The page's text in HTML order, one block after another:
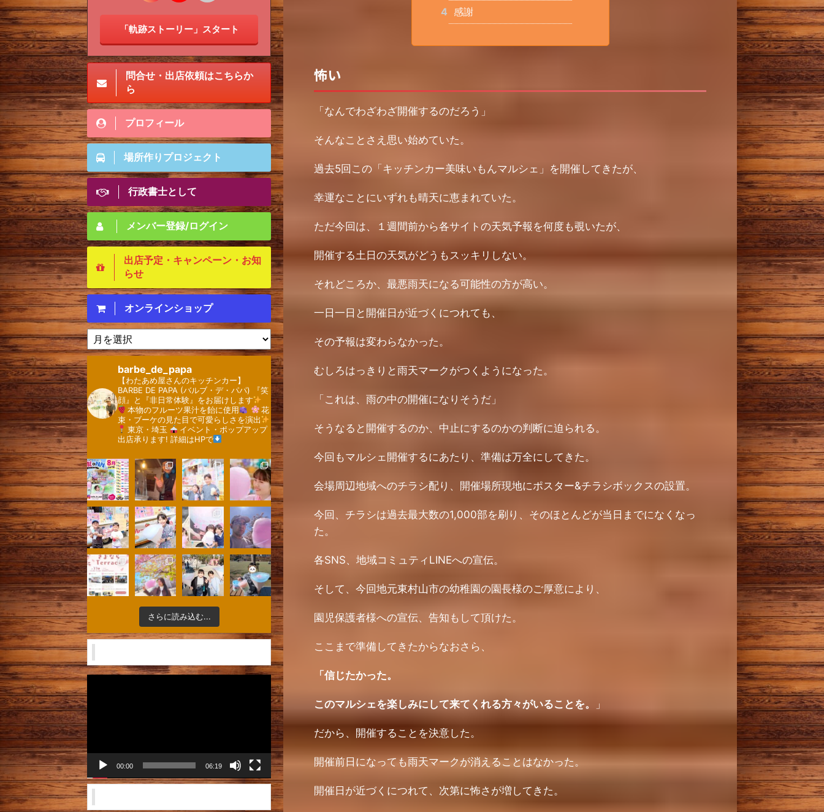
4 感謝
怖い
「なんでわざわざ開催するのだろう」
そんなことさえ思い始めていた。
過去5回この「キッチンカー美味いもんマルシェ」を開催してきたが、
幸運なことにいずれも晴天に恵まれていた。
ただ今回は、１週間前から各サイトの天気予報を何度も覗いたが、
開催する土日の天気がどうもスッキリしない。
それどころか、最悪雨天になる可能性の方が高い。
一日一日と開催日が近づくにつれても、
その予報は変わらなかった。
むしろはっきりと雨天マークがつくようになった。
「これは、雨の中の開催になりそうだ」
そうなると開催するのか、中止にするのかの判断に迫られる。
今回もマルシェ開催するにあたり、準備は万全にしてきた。
会場周辺地域へのチラシ配り、開催場所現地にポスター&チラシボックスの設置。
今回、チラシは過去最大数の1,000部を刷り、そのほとんどが当日までになくなっ
た。
各SNS、地域コミュティLINEへの宣伝。
そして、今回地元東村山市の幼稚園の園長様のご厚意により、
園児保護者様への宣伝、告知もして頂けた。
ここまで準備してきたからなおさら、
「信じたかった。
このマルシェを楽しみにして来てくれる方々がいることを。 」
だから、開催することを決意した。
開催前日になっても雨天マークが消えることはなかった。
開催日が近づくにつれて、次第に怖さが増してきた。
「軌跡ストーリー」スタート
問合せ・出店依頼はこちらか
ら
プロフィール
場所作りプロジェクト
行政書士として
メンバー登録/ログイン
出店予定・キャンペーン・お知
らせ
オンラインショップ
ア
ー
カ
イ
ブ
barbe_de_papa
【わたあめ屋さんのキッチンカー】 ⁡
⁡BARBE DE PAPA (バルブ・デ・パパ) 『笑
顔』と『非日常体験』をお届けします
本物のフルーツ果汁を飴に使用
花
束・ブーケの見た目で可愛らしさを演出
東京・埼玉
イベント・ポップアップ
出店承ります! 詳細はHPで
さらに読み込む...
動
画
プ
レ
ー
ヤ
ー
00:00 06:19